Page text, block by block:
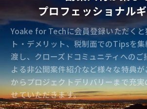
プロフェッショナル
Yoake for Techに会員登録いただくと
ト・デメリット、税制面でのTipsを
渡し、クローズドコミュニティへのご
よる非公開案件紹介など様々な特典
からプロジェクトデリバリーまで充
せていただきます。